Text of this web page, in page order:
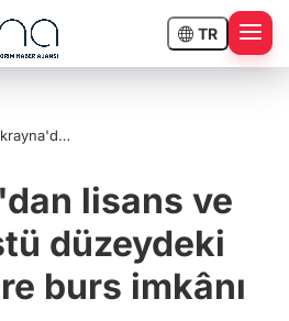
TR
lisans ve
düzeydeki
burs imkânı